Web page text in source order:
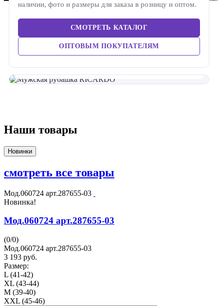
наличии, фото и размеры для заказа в розницу и оптом.
СМОТРЕТЬ КАТАЛОГ
ОПТОВЫМ ПОКУПАТЕЛЯМ
42 — 66
Размеры для классической и приталенной посадки
Наши товары
Новинки
смотреть все товары
Мод.060724 арт.287655-03
Новинка!
Мод.060724 арт.287655-03
(0/0)
Мод.060724 арт.287655-03
3 193 руб.
Размер:
L (41-42)
XL (43-44)
M (39-40)
XXL (45-46)